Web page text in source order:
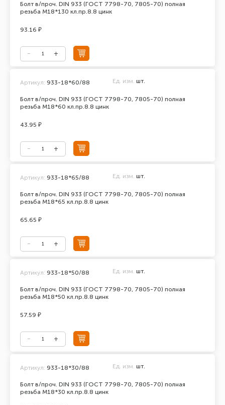
Болт в/проч. DIN 933 (ГОСТ 7798-70, 7805-70) полная
резьба М18*130 кл.пр.8.8 цинк
93.16 ₽
Болт в/проч. DIN 933 (ГОСТ 7798-70, 7805-70) полная
резьба М18*60 кл.пр.8.8 цинк
Артикул: 933-18*60/88 Ед. изм. шт.
43.95 ₽
Болт в/проч. DIN 933 (ГОСТ 7798-70, 7805-70) полная
резьба М18*65 кл.пр.8.8 цинк
Артикул: 933-18*65/88 Ед. изм. шт.
65.65 ₽
Болт в/проч. DIN 933 (ГОСТ 7798-70, 7805-70) полная
резьба М18*50 кл.пр.8.8 цинк
Артикул: 933-18*50/88 Ед. изм. шт.
57.59 ₽
Болт в/проч. DIN 933 (ГОСТ 7798-70, 7805-70) полная
резьба М18*30 кл.пр.8.8 цинк
Артикул: 933-18*30/88 Ед. изм. шт.